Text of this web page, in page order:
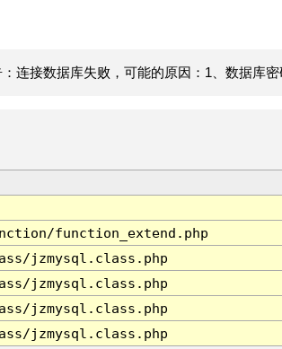
连接数据库失败，可能的原因：1、数据库密
function_extend.php
jzmysql.class.php
jzmysql.class.php
jzmysql.class.php
jzmysql.class.php